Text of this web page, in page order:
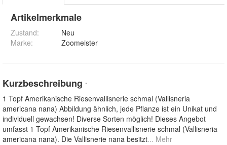
Artikelmerkmale
Zustand:
Neu
Marke:
Zoomeister
Kurzbeschreibung *
1 Topf Amerikanische Riesenvallisnerie schmal (Vallisneria
americana nana) Abbildung ähnlich, jede Pflanze ist ein Unikat und
individuell gewachsen! Diverse Sorten möglich! Dieses Angebot
umfasst 1 Topf Amerikanische Riesenvallisnerie schmal (Vallisneria
americana nana). Die Vallisnerie nana besitzt... Mehr